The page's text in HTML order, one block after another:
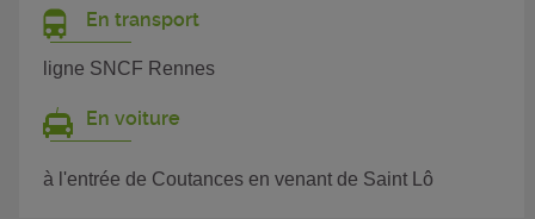
En transport
ligne SNCF Rennes
En voiture
à l'entrée de Coutances en venant de Saint Lô